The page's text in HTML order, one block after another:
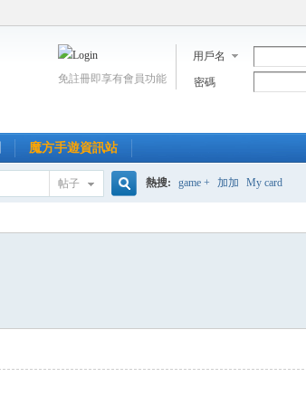
用戶名
密碼
免註冊即享有會員功能
魔方手遊資訊站
帖子 熱搜: game + 加加 My card